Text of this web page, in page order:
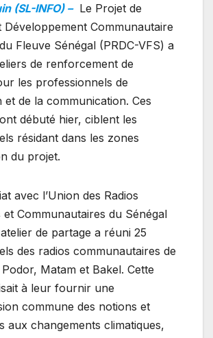
(SL-INFO) – Le Projet de
Développement Communautaire
Fleuve Sénégal (PRDC-VFS) a
de renforcement de
les professionnels de
et de la communication. Ces
débuté hier, ciblent les
résidant dans les zones
du projet.
avec l’Union des Radios
et Communautaires du Sénégal
de partage a réuni 25
des radios communautaires de
Matam et Bakel. Cette
à leur fournir une
commune des notions et
aux changements climatiques,